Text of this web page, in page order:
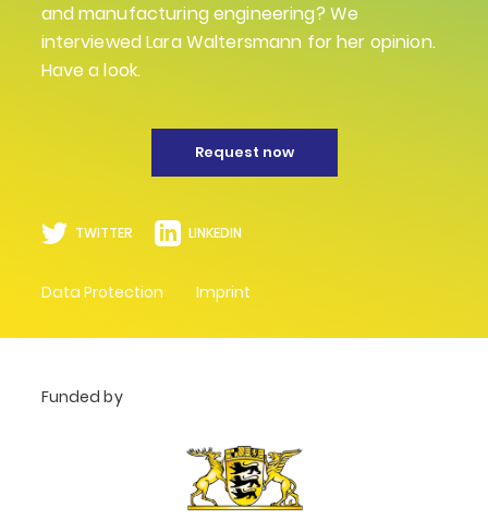
and manufacturing engineering? We
interviewed Lara Waltersmann for her opinion.
Have a look.
Request now
TWITTER LINKEDIN
Data Protection Imprint
Funded by